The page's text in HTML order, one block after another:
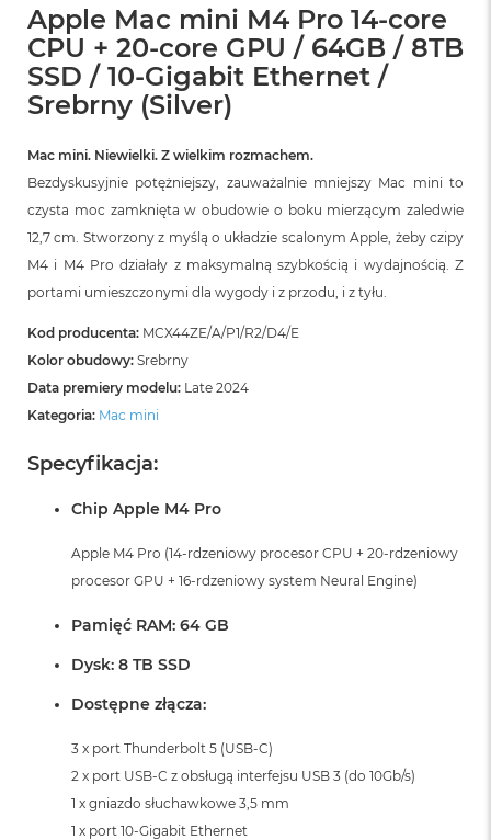
Apple Mac mini M4 Pro 14-core
CPU + 20-core GPU / 64GB / 8TB
SSD / 10-Gigabit Ethernet /
Srebrny (Silver)
Mac mini. Niewielki. Z wielkim rozmachem.
Bezdyskusyjnie potężniejszy, zauważalnie mniejszy Mac mini to
czysta moc zamknięta w obudowie o boku mierzącym zaledwie
12,7 cm. Stworzony z myślą o układzie scalonym Apple, żeby czipy
M4 i M4 Pro działały z maksymalną szybkością i wydajnością. Z
portami umieszczonymi dla wygody i z przodu, i z tyłu.
Kod producenta: MCX44ZE/A/P1/R2/D4/E
Kolor obudowy: Srebrny
Data premiery modelu: Late 2024
Kategoria: Mac mini
Specyfikacja:
Chip Apple M4 Pro
Apple M4 Pro (14-rdzeniowy procesor CPU + 20-rdzeniowy
procesor GPU + 16-rdzeniowy system Neural Engine)
Pamięć RAM: 64 GB
Dysk: 8 TB SSD
Dostępne złącza:
3 x port Thunderbolt 5 (USB-C)
2 x port USB-C z obsługą interfejsu USB 3 (do 10Gb/s)
1 x gniazdo słuchawkowe 3,5 mm
1 x port 10-Gigabit Ethernet